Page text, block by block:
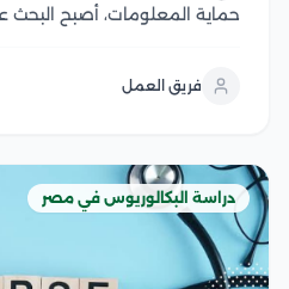
حماية المعلومات، أصبح البحث
يجعل اتخاذ القرار أكثر صعوبة
فريق العمل
دراسة البكالوريوس في مصر